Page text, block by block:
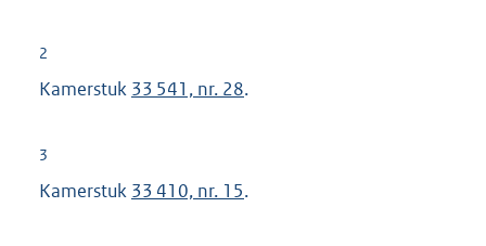
2
Kamerstuk 33 541, nr. 28.
3
Kamerstuk 33 410, nr. 15.